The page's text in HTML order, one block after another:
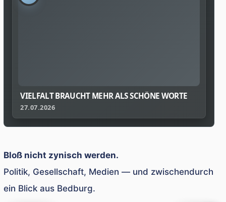
VIELFALT BRAUCHT MEHR ALS SCHÖNE WORTE
27.07.2026
Bloß nicht zynisch werden.
Politik, Gesellschaft, Medien — und zwischendurch
ein Blick aus Bedburg.